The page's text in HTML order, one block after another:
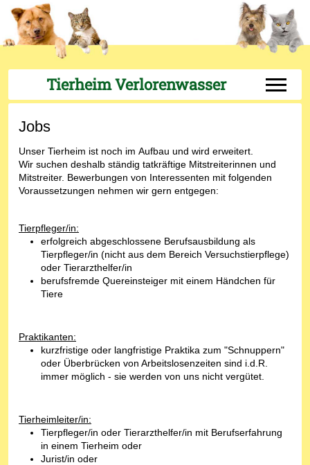
Tierheim Verlorenwasser Off-
Jobs
Unser Tierheim ist noch im Aufbau und wird erweitert.
Wir suchen deshalb ständig tatkräftige Mitstreiterinnen und
Mitstreiter. Bewerbungen von Interessenten mit folgenden
Voraussetzungen nehmen wir gern entgegen:
Tierpfleger/in:
erfolgreich abgeschlossene Berufsausbildung als
Tierpfleger/in (nicht aus dem Bereich Versuchstierpflege)
oder Tierarzthelfer/in
berufsfremde Quereinsteiger mit einem Händchen für
Tiere
Praktikanten:
kurzfristige oder langfristige Praktika zum "Schnuppern"
oder Überbrücken von Arbeitslosenzeiten sind i.d.R.
immer möglich - sie werden von uns nicht vergütet.
Tierheimleiter/in:
Tierpfleger/in oder Tierarzthelfer/in mit Berufserfahrung
in einem Tierheim oder
Jurist/in oder